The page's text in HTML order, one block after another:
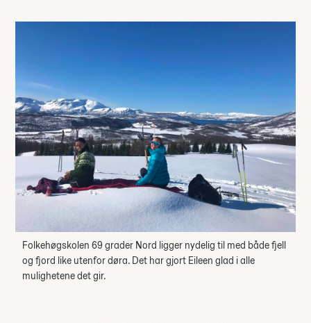
Folkehøgskolen 69 grader Nord ligger nydelig til med både fjell
og fjord like utenfor døra. Det har gjort Eileen glad i alle
mulighetene det gir.